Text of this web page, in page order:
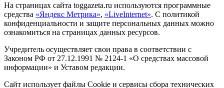
На страницах сайта toggazeta.ru используются программные
средства «Яндекс Метрика», «LiveInternet». С политикой
конфиденциальности и защите персональных данных можно
ознакомиться на страницах данных ресурсов.
Учредитель осуществляет свои права в соответствии с
Законом РФ от 27.12.1991 № 2124-1 «О средствах массовой
информации» и Уставом редакции.
Сайт использует файлы Cookie и сервисы сбора технических